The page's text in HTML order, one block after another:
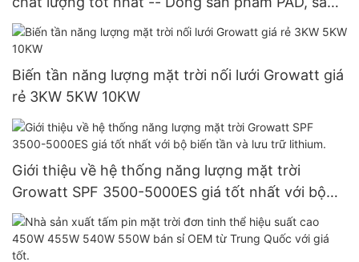
xuất tại nhà máy.
Biến tần năng lượng mặt trời nối lưới Growatt giá
rẻ 3KW 5KW 10KW
Giới thiệu về hệ thống năng lượng mặt trời
Growatt SPF 3500-5000ES giá tốt nhất với bộ
biến tần và lưu trữ lithium.